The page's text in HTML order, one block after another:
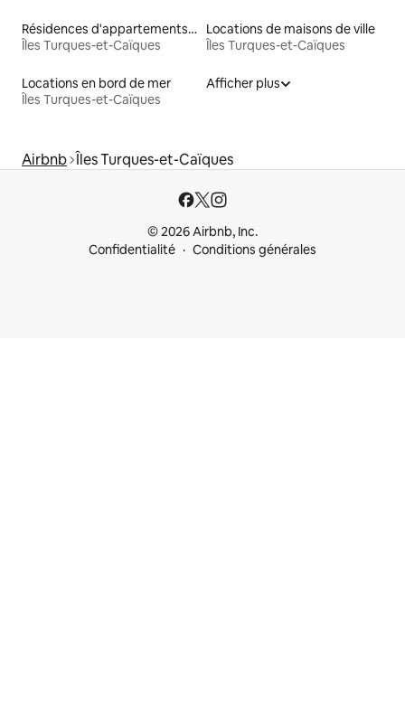
Résidences d'appartements en bord de mer
Îles Turques-et-Caïques
Locations de maisons de ville
Îles Turques-et-Caïques
Locations en bord de mer
Îles Turques-et-Caïques
Afficher plus
Airbnb Îles Turques-et-Caïques
© 2026 Airbnb, Inc.
Confidentialité
Conditions générales